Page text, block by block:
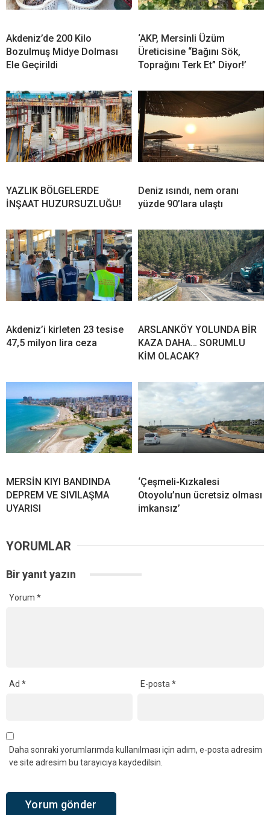
Akdeniz’de 200 Kilo
Bozulmuş Midye Dolması
Ele Geçirildi
‘AKP, Mersinli Üzüm
Üreticisine “Bağını Sök,
Toprağını Terk Et” Diyor!’
YAZLIK BÖLGELERDE
İNŞAAT HUZURSUZLUĞU!
Deniz ısındı, nem oranı
yüzde 90’lara ulaştı
Akdeniz’i kirleten 23 tesise
47,5 milyon lira ceza
ARSLANKÖY YOLUNDA BİR
KAZA DAHA… SORUMLU
KİM OLACAK?
MERSİN KIYI BANDINDA
DEPREM VE SIVILAŞMA
UYARISI
‘Çeşmeli-Kızkalesi
Otoyolu’nun ücretsiz olması
imkansız’
YORUMLAR
Bir yanıt yazın
Yorum *
Ad * E-posta*
Daha sonraki yorumlarımda kullanılması için adım, e-posta adresim
ve site adresim bu tarayıcıya kaydedilsin.